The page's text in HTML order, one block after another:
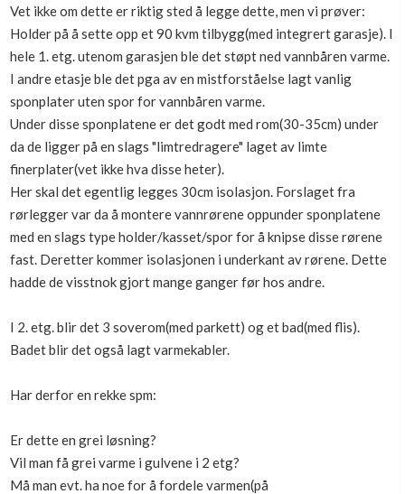
Boligmappa+
Få mer ut av Boligmappa
Vet ikke om dette er riktig sted å legge dette, men vi prøver:
Holder på å sette opp et 90 kvm tilbygg(med integrert garasje). I
hele 1. etg. utenom garasjen ble det støpt ned vannbåren varme.
I andre etasje ble det pga av en mistforståelse lagt vanlig
sponplater uten spor for vannbåren varme.
Under disse sponplatene er det godt med rom(30-35cm) under
da de ligger på en slags "limtredragere" laget av limte
finerplater(vet ikke hva disse heter).
Her skal det egentlig legges 30cm isolasjon. Forslaget fra
rørlegger var da å montere vannrørene oppunder sponplatene
med en slags type holder/kasset/spor for å knipse disse rørene
fast. Deretter kommer isolasjonen i underkant av rørene. Dette
hadde de visstnok gjort mange ganger før hos andre.
I 2. etg. blir det 3 soverom(med parkett) og et bad(med flis).
Badet blir det også lagt varmekabler.
Har derfor en rekke spm:
Er dette en grei løsning?
Vil man få grei varme i gulvene i 2 etg?
Må man evt. ha noe for å fordele varmen(på